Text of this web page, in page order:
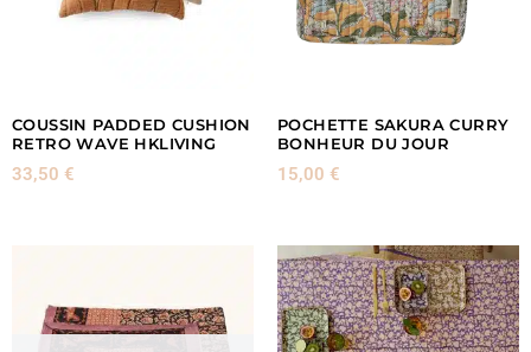
COUSSIN PADDED CUSHION
RETRO WAVE HKLIVING
33,50 €
POCHETTE SAKURA CURRY
BONHEUR DU JOUR
15,00 €